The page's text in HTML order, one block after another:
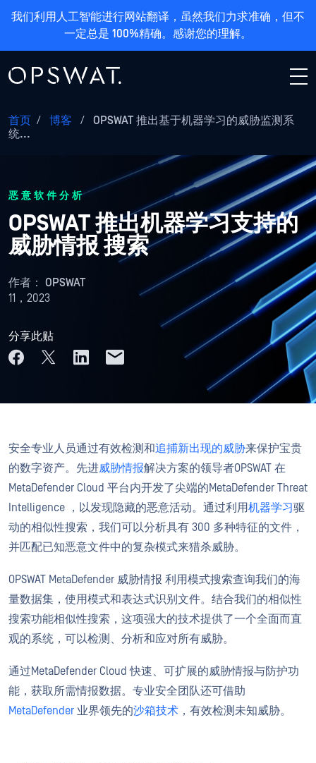
我们利用人工智能进行网站翻译，虽然我们力求准确，但不
一定总是 100%精确。感谢您的理解。
首页 / 博客 /
OPSWAT 推出基于机器学习的威胁监测系
统...
恶意软件分析
OPSWAT 推出机器学习支持的
威胁情报 搜索
作者： OPSWAT
11，2023
分享此贴
安全专业人员通过有效检测和追捕新出现的威胁来保护宝贵
的数字资产。先进威胁情报解决方案的领导者OPSWAT 在
MetaDefender Cloud 平台内开发了尖端的MetaDefender Threat
Intelligence ，以发现隐藏的恶意活动。通过利用机器学习驱
动的相似性搜索，我们可以分析具有 300 多种特征的文件，
并匹配已知恶意文件中的复杂模式来猎杀威胁。
OPSWAT MetaDefender 威胁情报 利用模式搜索查询我们的海
量数据集，使用模式和表达式识别文件。结合我们的相似性
搜索功能相似性搜索，这项强大的技术提供了一个全面而直
观的系统，可以检测、分析和应对所有威胁。
通过MetaDefender Cloud 快速、可扩展的威胁情报与防护功
能，获取所需情报数据。专业安全团队还可借助
MetaDefender 业界领先的沙箱技术 ，有效检测未知威胁。